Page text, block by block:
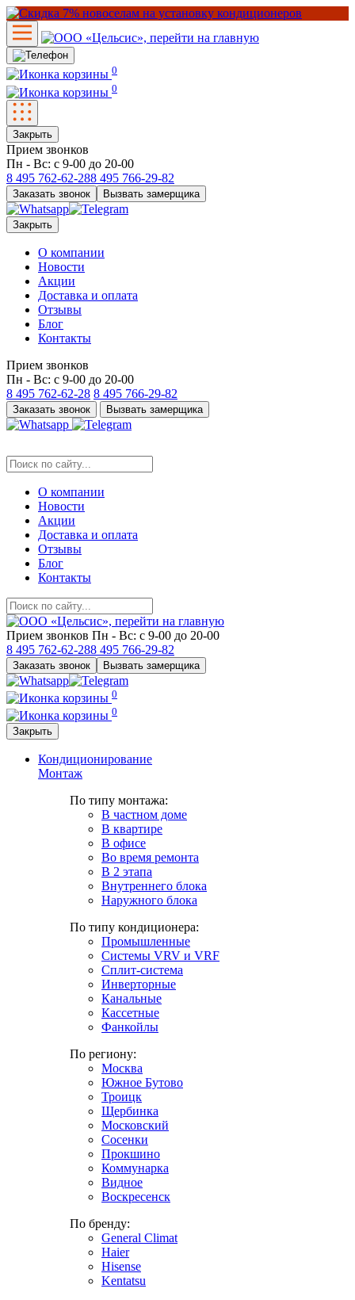
0
0
Закрыть
Прием звонков
Пн - Вс: с 9-00 до 20-00
8 495 762-62-288 495 766-29-82
Заказать звонок Вызвать замерщика
Закрыть
О компании
Новости
Акции
Доставка и оплата
Отзывы
Блог
Контакты
Прием звонков
Пн - Вс: с 9-00 до 20-00
8 495 762-62-28 8 495 766-29-82
Заказать звонок Вызвать замерщика
О компании
Новости
Акции
Доставка и оплата
Отзывы
Блог
Контакты
Прием звонков Пн - Вс: с 9-00 до 20-00
8 495 762-62-288 495 766-29-82
Заказать звонок Вызвать замерщика
0
0
Закрыть
Кондиционирование
Монтаж
По типу монтажа:
В частном доме
В квартире
В офисе
Во время ремонта
В 2 этапа
Внутреннего блока
Наружного блока
По типу кондиционера:
Промышленные
Системы VRV и VRF
Сплит-система
Инверторные
Канальные
Кассетные
Фанкойлы
По региону:
Москва
Южное Бутово
Троицк
Щербинка
Московский
Сосенки
Прокшино
Коммунарка
Видное
Воскресенск
По бренду:
General Climat
Haier
Hisense
Kentatsu